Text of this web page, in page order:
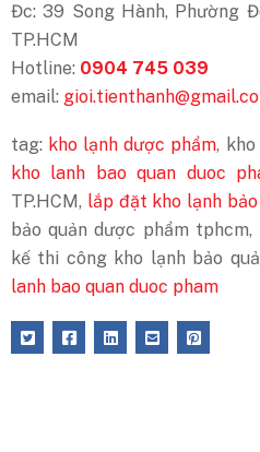
Đc: 39 Song Hành, Phường
TP.HCM
Hotline: 0904 745 039
email:
tag: kho lạnh dược phẩm,
kho lanh bao quan duoc
TP.HCM, lắp đặt kho lạnh
bảo quản dược phẩm tphcm,
kế thi công kho lạnh bảo
lanh bao quan duoc pham